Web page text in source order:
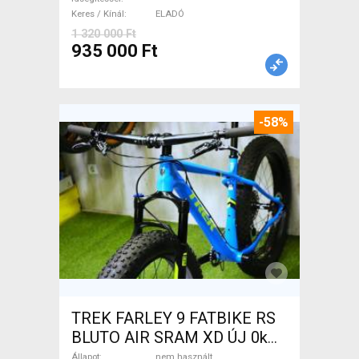
Keres / Kínál ELADÓ
1 320 000 Ft
935 000 Ft
-58%
TREK FARLEY 9 FATBIKE RS
BLUTO AIR SRAM XD ÚJ 0km
Állapot
nem használt